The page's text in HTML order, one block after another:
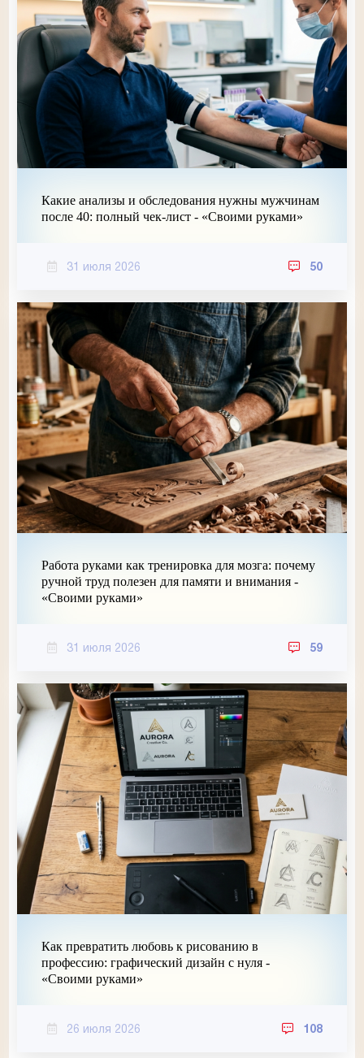
Какие анализы и обследования нужны мужчинам
после 40: полный чек-лист - «Своими руками»
31 июля 2026 50
Работа руками как тренировка для мозга: почему
ручной труд полезен для памяти и внимания -
«Своими руками»
31 июля 2026 59
Как превратить любовь к рисованию в
профессию: графический дизайн с нуля -
«Своими руками»
26 июля 2026 108